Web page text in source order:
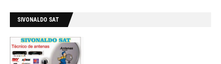
SIVONALDO SAT